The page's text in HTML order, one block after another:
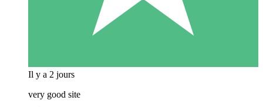
Il y a 2 jours
very good site